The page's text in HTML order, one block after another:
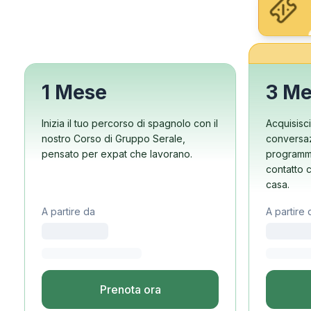
Scuola di spagnolo di
Lezioni di spagnolo in
Corso serale di gruppo
Corsi a lungo termine
Programma 50+
Preparazione all'esame
Preparazione all'esame
Costa Rica
Scuola di spagnolo
Corso intensivo di
Corsi di lunga durata
16-20 anni
Programmi per giovani
Lezioni di spagnolo in
1 Mese
Inizia il tuo percorso di spagnolo con il
nostro Corso di Gruppo Serale,
pensato per expat che lavorano.
A partire da
Prenota ora
3
contatto
casa.
A partire